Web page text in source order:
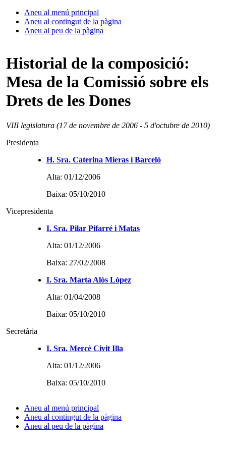
Aneu al menú principal
Aneu al contingut de la pàgina
Aneu al peu de la pàgina
Historial de la composició:
Mesa de la Comissió sobre els
Drets de les Dones
VIII legislatura (17 de novembre de 2006 - 5 d'octubre de 2010)
Presidenta
H. Sra. Caterina Mieras i Barceló
Alta: 01/12/2006
Baixa: 05/10/2010
Vicepresidenta
I. Sra. Pilar Pifarré i Matas
Alta: 01/12/2006
Baixa: 27/02/2008
I. Sra. Marta Alòs Lòpez
Alta: 01/04/2008
Baixa: 05/10/2010
Secretària
I. Sra. Mercè Civit Illa
Alta: 01/12/2006
Baixa: 05/10/2010
Aneu al menú principal
Aneu al contingut de la pàgina
Aneu al peu de la pàgina